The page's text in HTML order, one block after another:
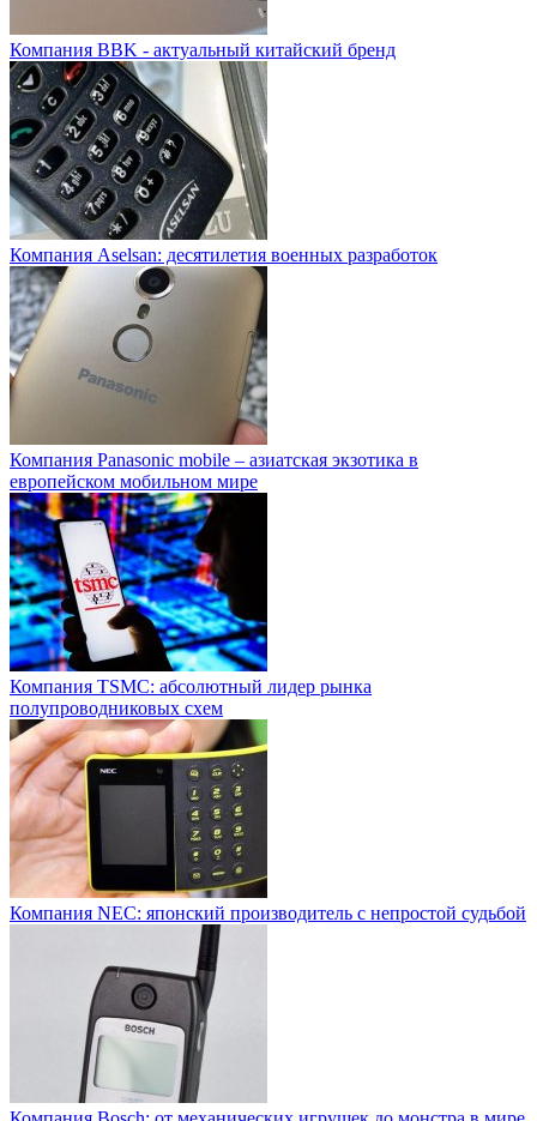
Компания BBK - актуальный китайский бренд
Компания Aselsan: десятилетия военных разработок
Компания Panasonic mobile – азиатская экзотика в
европейском мобильном мире
Компания TSMC: абсолютный лидер рынка
полупроводниковых схем
Компания NEC: японский производитель с непростой судьбой